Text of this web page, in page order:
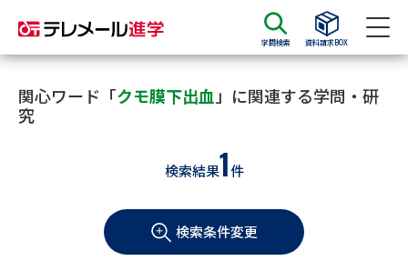
学問検索 資料請求BOX
資料請求 資料検索
大学・短大の資料種類から請求
学部・学科パンフ
総合型選抜・学校推薦型選抜 募
大学入学共通テスト利用選抜の
関心ワード「クモ膜下出血 」に関連する学問・研
究
検索結果1件
検索条件変更